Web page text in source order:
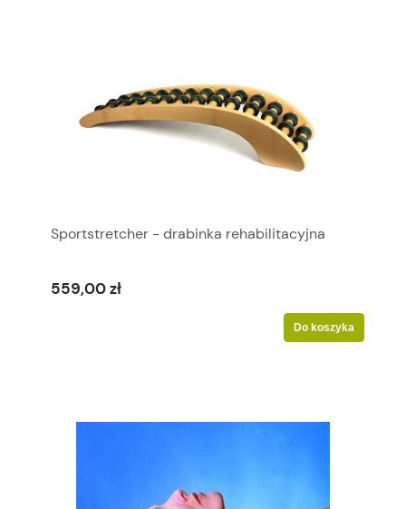
Sportstretcher - drabinka rehabilitacyjna
559,00 zł
Do koszyka